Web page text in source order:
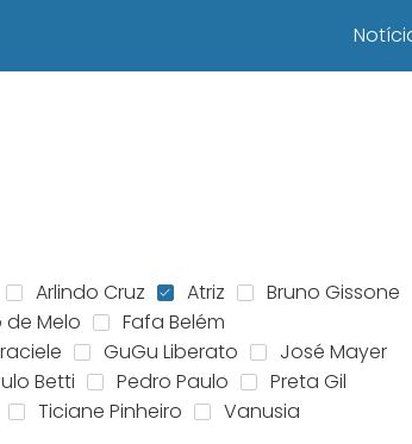
Arlindo Cruz Atriz
Bruno Gissone
de Melo
Fafa Belém
GuGu Liberato
José Mayer
Betti Pedro Paulo
Preta Gil
Ticiane Pinheiro
Vanusia